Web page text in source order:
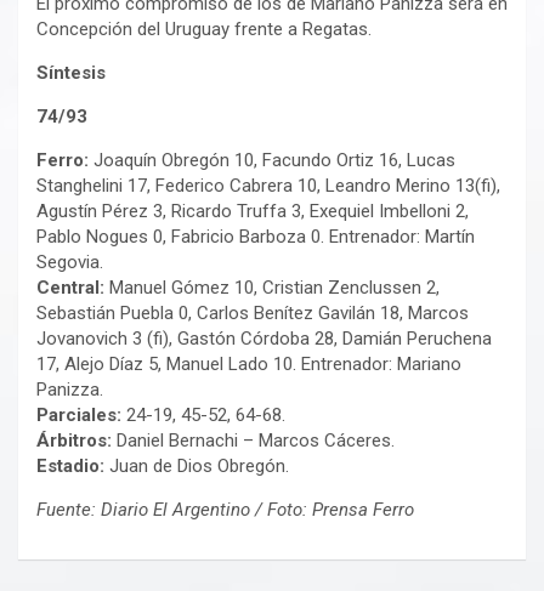
Concepción del Uruguay frente a Regatas.
Síntesis
74/93
Ferro: Joaquín Obregón 10, Facundo Ortiz 16, Lucas
Stanghelini 17, Federico Cabrera 10, Leandro Merino 13(fi),
Agustín Pérez 3, Ricardo Truffa 3, Exequiel Imbelloni 2,
Pablo Nogues 0, Fabricio Barboza 0. Entrenador: Martín
Segovia.
Central: Manuel Gómez 10, Cristian Zenclussen 2,
Sebastián Puebla 0, Carlos Benítez Gavilán 18, Marcos
Jovanovich 3 (fi), Gastón Córdoba 28, Damián Peruchena
17, Alejo Díaz 5, Manuel Lado 10. Entrenador: Mariano
Panizza.
Parciales: 24-19, 45-52, 64-68.
Árbitros: Daniel Bernachi – Marcos Cáceres.
Estadio: Juan de Dios Obregón.
Fuente: Diario El Argentino / Foto: Prensa Ferro